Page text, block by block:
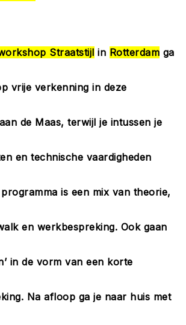
Straatstijl in Rotterdam ga
vrije verkenning in deze
de Maas, terwijl je intussen je
en technische vaardigheden
is een mix van theorie,
en werkbespreking. Ook gaan
in de vorm van een korte
Na afloop ga je naar huis met